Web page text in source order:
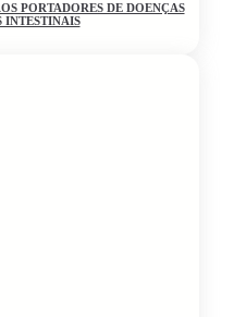
PORTADORES DE DOENÇAS
INTESTINAIS